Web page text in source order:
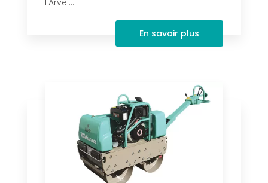
l'Arve....
En savoir plus